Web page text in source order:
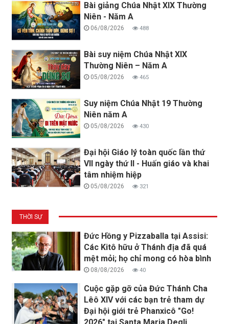
Bài giảng Chúa Nhật XIX Thường
Niên - Năm A
06/08/2026 488
Bài suy niệm Chúa Nhật XIX
Thường Niên – Năm A
05/08/2026 465
Suy niệm Chúa Nhật 19 Thường
Niên năm A
05/08/2026 430
Đại hội Giáo lý toàn quốc lần thứ
VII ngày thứ II - Huấn giáo và khai
tâm nhiệm hiệp
05/08/2026 321
THỜI SỰ
Đức Hồng y Pizzaballa tại Assisi:
Các Kitô hữu ở Thánh địa đã quá
mệt mỏi; họ chỉ mong có hòa bình
08/08/2026 40
Cuộc gặp gỡ của Đức Thánh Cha
Lêô XIV với các bạn trẻ tham dự
Đại hội giới trẻ Phanxicô "Go!